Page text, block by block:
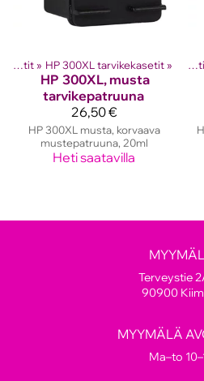
HP mustekasetit ‪» HP 300XL tarvikekasetit ‪»
HP 300XL, musta
tarvikepatruuna
26,50 €
HP 300XL musta, korvaava
mustepatruuna, 20ml
Heti saatavilla
kasetit‪» HP
Terveystie
90900
MYYMÄLÄ
Ma–to